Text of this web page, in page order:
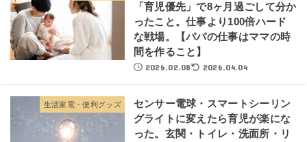
「育児優先」で8ヶ月過ごして分か
ったこと。仕事より100倍ハード
な戦場。【パパの仕事はママの時
間を作ること】
2026.02.08 2026.04.04
生活家電・便利グッズ
センサー電球・スマートシーリン
グライトに変えたら育児が楽にな
った。玄関・トイレ・洗面所・リ